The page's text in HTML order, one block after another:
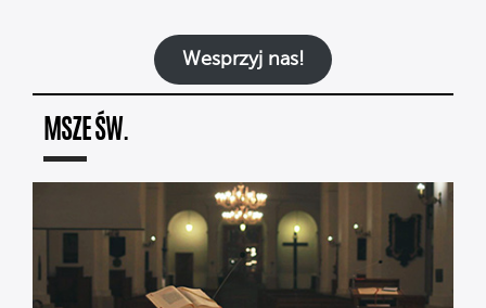
Wesprzyj nas!
MSZE ŚW.